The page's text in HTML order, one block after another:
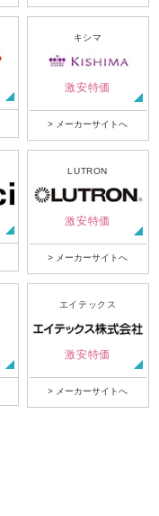
キシマ
激安特価
> メーカーサイトへ
LUTRON
激安特価
> メーカーサイトへ
エイテックス
激安特価
> メーカーサイトへ